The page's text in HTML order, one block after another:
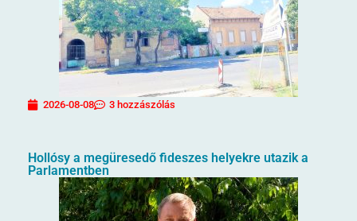
2026-08-08 3 hozzászólás
Hollósy a megüresedő fideszes helyekre utazik a
Parlamentben